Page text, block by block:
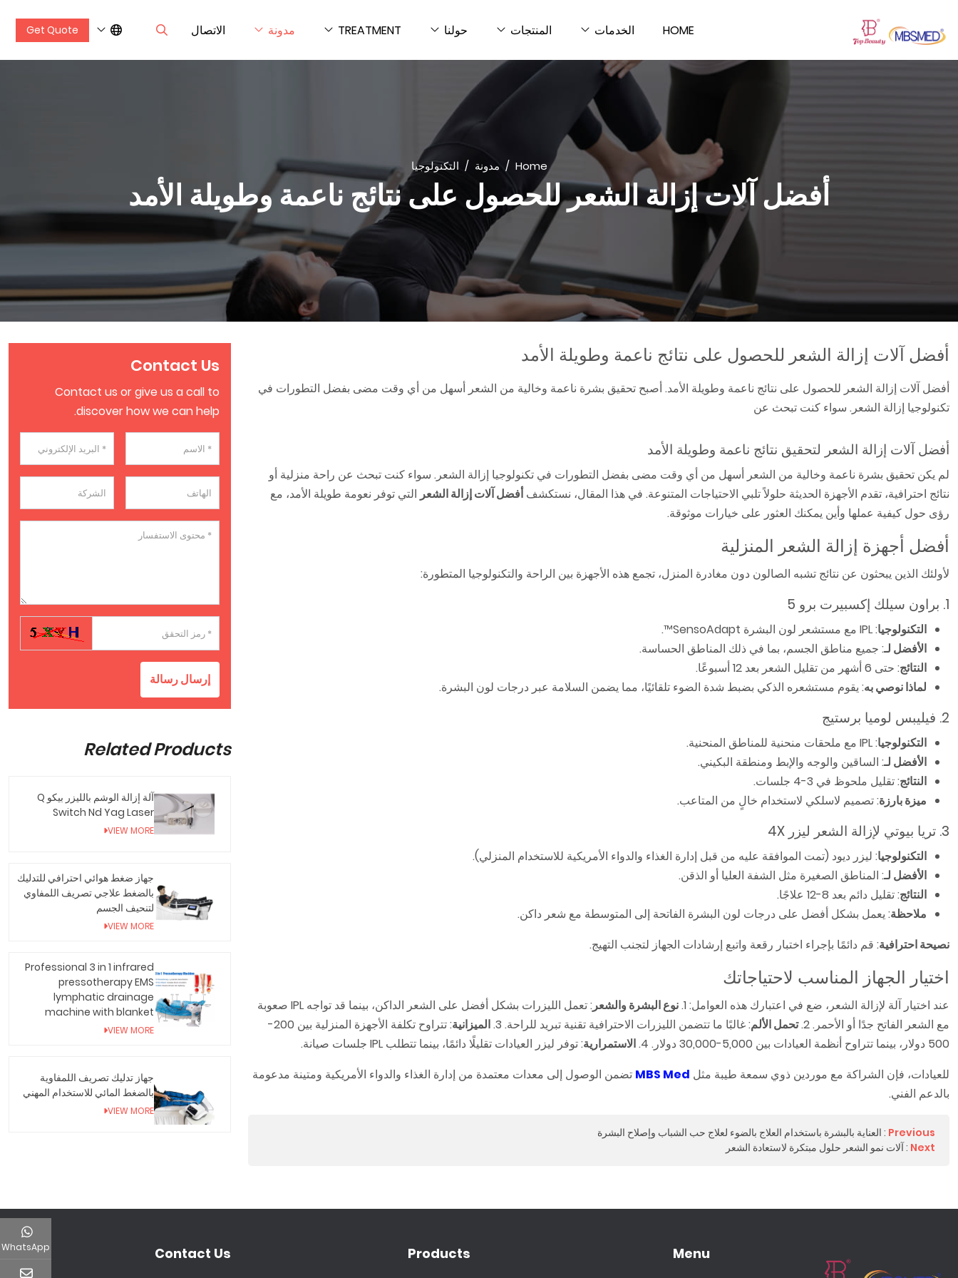
Get Quote HOME الخدمات المنتجات حولنا TREATMENT مدونة الاتصال
Home مدونة التكنولوجيا
أفضل آلات إزالة الشعر للحصول على نتائج ناعمة وطويلة الأمد
أفضل آلات إزالة الشعر للحصول على نتائج ناعمة وطويلة الأمد
أفضل آلات إزالة الشعر للحصول على نتائج ناعمة وطويلة الأمد. أصبح تحقيق بشرة ناعمة وخالية من الشعر أسهل من أي وقت مضى بفضل التطورات في
تكنولوجيا إزالة الشعر. سواء كنت تبحث عن
أفضل آلات إزالة الشعر لتحقيق نتائج ناعمة وطويلة الأمد
لم يكن تحقيق بشرة ناعمة وخالية من الشعر أسهل من أي وقت مضى بفضل التطورات في تكنولوجيا إزالة الشعر. سواء كنت تبحث عن راحة منزلية أو
نتائج احترافية، تقدم الأجهزة الحديثة حلولاً تلبي الاحتياجات المتنوعة. في هذا المقال، نستكشفأفضل آلات إزالة الشعر التي توفر نعومة طويلة الأمد، مع
رؤى حول كيفية عملها وأين يمكنك العثور على خيارات موثوقة.
أفضل أجهزة إزالة الشعر المنزلية
لأولئك الذين يبحثون عن نتائج تشبه الصالون دون مغادرة المنزل، تجمع هذه الأجهزة بين الراحة والتكنولوجيا المتطورة:
1. براون سيلك إكسبيرت برو 5
التكنولوجيا: IPL مع مستشعر لون البشرة SensoAdapt™.
الأفضل لـ: جميع مناطق الجسم، بما في ذلك المناطق الحساسة.
النتائج: حتى 6 أشهر من تقليل الشعر بعد 12 أسبوعًا.
لماذا نوصي به: يقوم مستشعره الذكي بضبط شدة الضوء تلقائيًا، مما يضمن السلامة عبر درجات لون البشرة.
2. فيليبس لوميا برستيج
التكنولوجيا: IPL مع ملحقات منحنية للمناطق المنحنية.
الأفضل لـ: الساقين والوجه والإبط ومنطقة البكيني.
النتائج: تقليل ملحوظ في 3-4 جلسات.
ميزة بارزة: تصميم لاسلكي لاستخدام خالٍ من المتاعب.
3. تريا بيوتي لإزالة الشعر ليزر 4X
التكنولوجيا: ليزر ديود (تمت الموافقة عليه من قبل إدارة الغذاء والدواء الأمريكية للاستخدام المنزلي).
الأفضل لـ: المناطق الصغيرة مثل الشفة العليا أو الذقن.
النتائج: تقليل دائم بعد 8-12 علاجًا.
ملاحظة: يعمل بشكل أفضل على درجات لون البشرة الفاتحة إلى المتوسطة مع شعر داكن.
نصيحة احترافية: قم دائمًا بإجراء اختبار رقعة واتبع إرشادات الجهاز لتجنب التهيج.
اختيار الجهاز المناسب لاحتياجاتك
عند اختيار آلة لإزالة الشعر، ضع في اعتبارك هذه العوامل: 1. نوع البشرة والشعر
: تعمل الليزرات بشكل أفضل على الشعر الداكن، بينما قد تواجه IPL صعوبة
مع الشعر الفاتح جدًا أو الأحمر. 2.
تحمل الألم: غالبًا ما تتضمن الليزرات الاحترافية تقنية تبريد للراحة. 3. الميزانية
: تتراوح تكلفة الأجهزة المنزلية بين 200-
500 دولار، بينما تتراوح أنظمة العيادات بين 5,000-30,000 دولار. 4.
الاستمرارية: توفر ليزر العيادات تقليلًا دائمًا، بينما تتطلب IPL جلسات صيانة.
للعيادات، فإن الشراكة مع موردين ذوي سمعة طيبة مثل MBS Med تضمن الوصول إلى معدات معتمدة من إدارة الغذاء والدواء الأمريكية ومتينة مدعومة
بالدعم الفني.
Previous
: العناية بالبشرة باستخدام العلاج بالضوء لعلاج حب الشباب وإصلاح البشرة
Next
:آلات نمو الشعر حلول مبتكرة لاستعادة الشعر
Contact Us
Contact us or give us a call to
discover how we can help.
إرسال رسالة
Related Products
آلة إزالة الوشم بالليزر بيكو Q
Switch Nd Yag Laser
VIEW MORE
جهاز ضغط هوائي احترافي للتدليك
بالضغط علاجي تصريف اللمفاوي
لتنحيف الجسم
VIEW MORE
Professional 3 in 1 infrared
pressotherapy EMS
lymphatic drainage
machine with blanket
VIEW MORE
جهاز تدليك تصريف اللمفاوية
بالضغط المائي للاستخدام المهني
VIEW MORE
Menu
Products
Contact Us
WhatsApp